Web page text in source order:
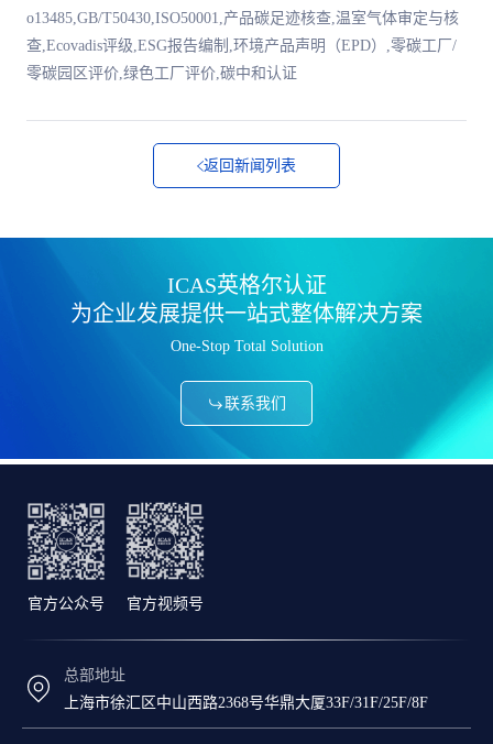
o13485,GB/T50430,ISO50001,产品碳足迹核查,温室气体审定与核
查,Ecovadis评级,ESG报告编制,环境产品声明（EPD）,零碳工厂/
零碳园区评价,绿色工厂评价,碳中和认证
返回新闻列表
ICAS英格尔认证
为企业发展提供一站式整体解决方案
One-Stop Total Solution
联系我们
官方公众号 官方视频号
总部地址
上海市徐汇区中山西路2368号华鼎大厦33F/31F/25F/8F